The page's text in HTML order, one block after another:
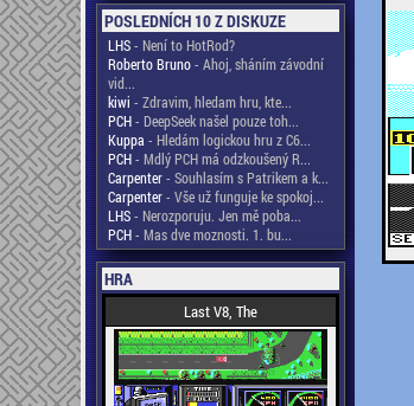
POSLEDNÍCH 10 Z DISKUZE
LHS- Není to HotRod?
Roberto Bruno- Ahoj, sháním závodní
vid...
kiwi - Zdravim, hledam hru, kte...
PCH- DeepSeek našel pouze toh...
Kuppa - Hledám logickou hru z C6...
PCH- Mdlý PCH má odzkoušený R...
Carpenter- Souhlasím s Patrikem a k...
Carpenter- Vše už funguje ke spokoj...
LHS- Nerozporuju. Jen mě poba...
PCH- Mas dve moznosti. 1. bu...
HRA
Last V8, The